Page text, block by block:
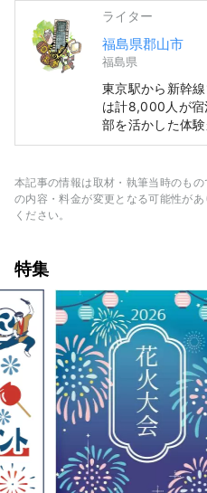
ライター
福島県郡山市
福島県
東京駅から新幹
は計8,000人が宿
部を活かした体
の日本式ナイト
感じることがで
「猪苗代湖」や
ることができま
として来訪お待
本記事の情報は取材・執筆当時のも
の内容・料金が変更となる可能性が
ください。
特集